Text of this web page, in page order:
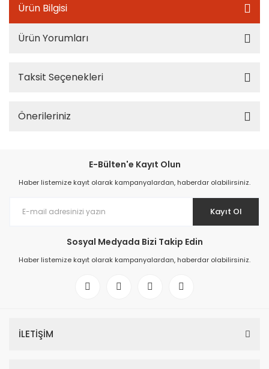
Ürün Bilgisi
Ürün Yorumları
Taksit Seçenekleri
Önerileriniz
E-Bülten'e Kayıt Olun
Haber listemize kayıt olarak kampanyalardan, haberdar olabilirsiniz.
Kayıt Ol
Sosyal Medyada Bizi Takip Edin
Haber listemize kayıt olarak kampanyalardan, haberdar olabilirsiniz.
İLETİŞİM